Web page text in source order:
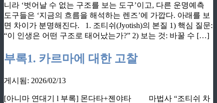
니라 ‘벗어날 수 없는 구조를 보는 도구’이고, 다른 운명예측
도구들은 ‘지금의 흐름을 해석하는 렌즈’에 가깝다. 아래를 보
면 차이가 분명해진다. 1. 조티쉬(Jyotish)의 본질 1) 핵심 질문:
“이 인생은 어떤 구조로 태어났는가?” 2) 보는 것: 바꿀 수 […]
부록1. 카르마에 대한 고찰
게시됨: 2026/02/13
[아니마 연대기 l 부록] 몬다타+젠야타 마법사 “조티쉬 차